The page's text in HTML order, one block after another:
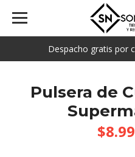
Despacho gratis por
Pulsera de